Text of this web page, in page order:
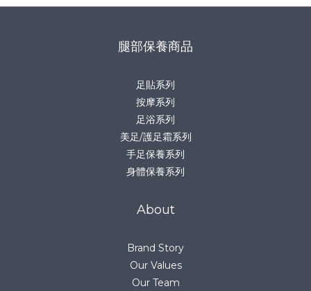
腿部保養商品
足貼系列
按摩系列
足浴系列
美足/護足霜系列
手足保養系列
身體保養系列
About
Brand Story
Our Values
Our Team